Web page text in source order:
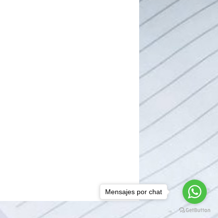
Mensajes por chat